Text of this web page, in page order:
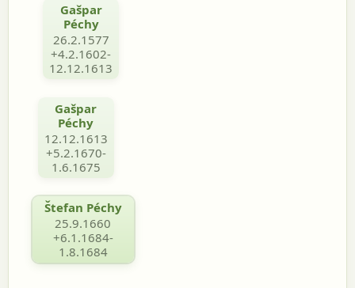
Gašpar
Péchy
26.2.1577
+4.2.1602-
12.12.1613
Gašpar
Péchy
12.12.1613
+5.2.1670-
1.6.1675
Štefan Péchy
25.9.1660
+6.1.1684-
1.8.1684